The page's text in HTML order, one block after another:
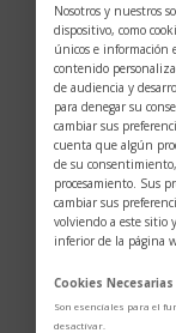
Nosotros y nuestros
dispositivo, como
únicos e información
contenido
de audiencia y
para denegar su
cambiar sus
cuenta que algún
de su
procesamiento. Sus
cambiar sus
volviendo a este sitio
inferior de la página
Cookies Necesarias
Son esenciales para el
desactivar.